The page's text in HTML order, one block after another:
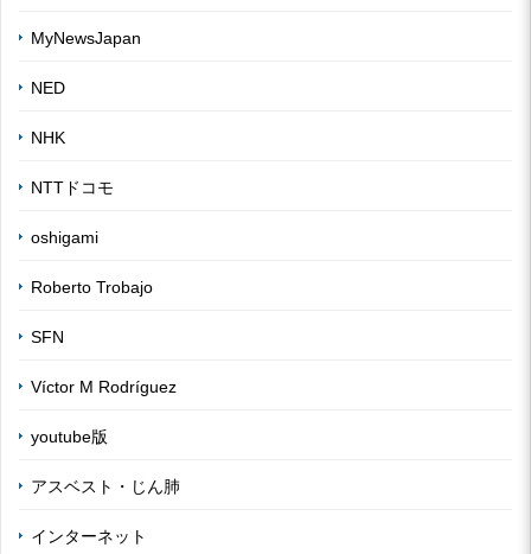
MyNewsJapan
NED
NHK
NTTドコモ
oshigami
Roberto Trobajo
SFN
Víctor M Rodríguez
youtube版
アスベスト・じん肺
インターネット